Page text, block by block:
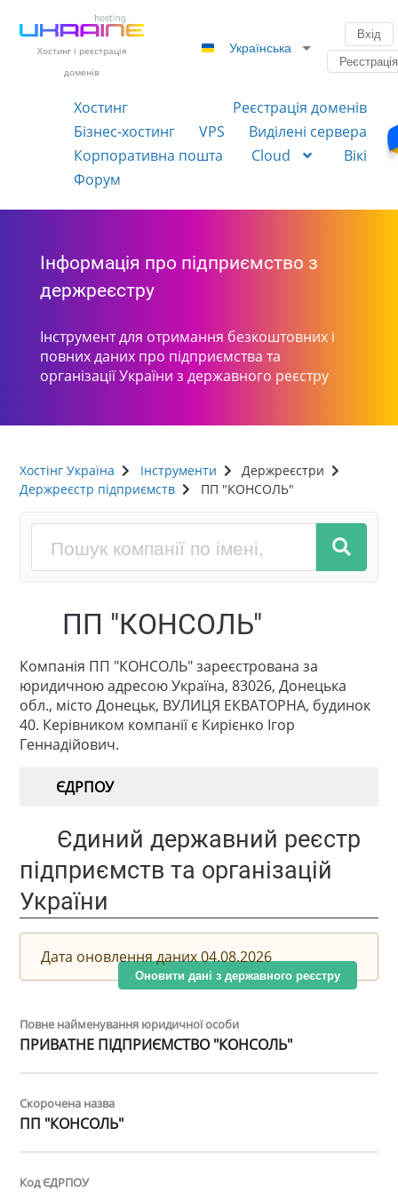
Хостинг і реєстрація
доменів
Українська
Вхід
Реєстрація
Хостинг
Реєстрація доменів
Бізнес-хостинг
VPS
Виділені сервера
Корпоративна пошта
Cloud
Вікі
Форум
Інформація про підприємство з
держреєстру
Інструмент для отримання безкоштовних і
повних даних про підприємства та
організації України з державного реєстру
Хостінг Україна Інструменти
Держреєстри
Держреєстр підприємств
ПП "КОНСОЛЬ"
ПП "КОНСОЛЬ"
Компанія ПП "КОНСОЛЬ" зареєстрована за
юридичною адресою Україна, 83026, Донецька
обл., місто Донецьк, ВУЛИЦЯ ЕКВАТОРНА, будинок
40. Керівником компанії є Кирієнко Ігор
Геннадійович.
ЄДРПОУ
Єдиний державний реєстр
підприємств та організацій
України
Дата оновлення даних 04.08.2026
Оновити дані з державного реєстру
Повне найменування юридичної особи
ПРИВАТНЕ ПІДПРИЄМСТВО "КОНСОЛЬ"
Скорочена назва
ПП "КОНСОЛЬ"
Код ЄДРПОУ